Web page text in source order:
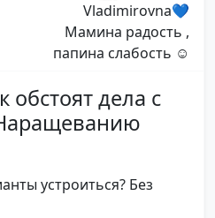
Vladimirovna💙
Мамина радость ,
папина слабость ☺️
обстоят дела с
устроиться? Без